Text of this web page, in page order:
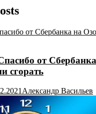
от
сгорать
Александр Васильев